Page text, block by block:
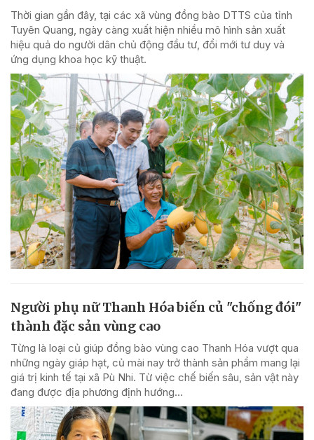
Thời gian gần đây, tại các xã vùng đồng bào DTTS của tỉnh
Tuyên Quang, ngày càng xuất hiện nhiều mô hình sản xuất
hiệu quả do người dân chủ động đầu tư, đổi mới tư duy và
ứng dụng khoa học kỹ thuật.
Người phụ nữ Thanh Hóa biến củ "chống đói"
thành đặc sản vùng cao
Từng là loại củ giúp đồng bào vùng cao Thanh Hóa vượt qua
những ngày giáp hạt, củ mài nay trở thành sản phẩm mang lại
giá trị kinh tế tại xã Pù Nhi. Từ việc chế biến sâu, sản vật này
đang được địa phương định hướng...